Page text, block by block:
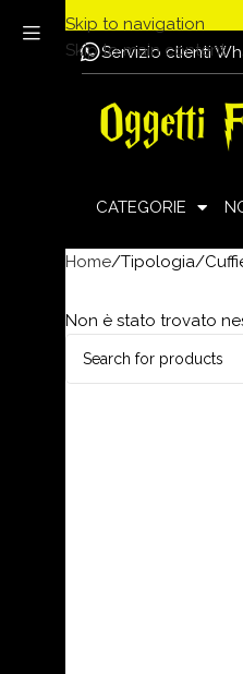
Skip to navigation
Skip to main content
Servizio clienti
CATEGORIE
Home Tipologia
Non è stato trovato